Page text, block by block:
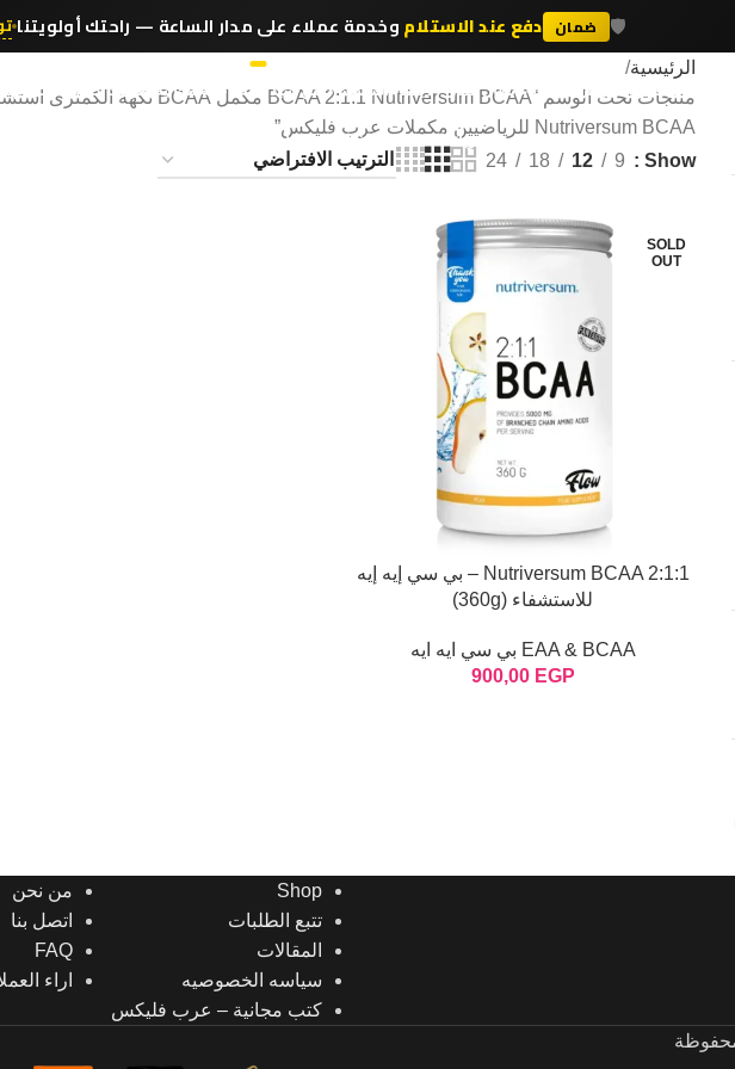
حاسبات اللياقة والتغذية آراء العملاء أبطال كمال الأجسام استشير كابتن سيداطلب عينة مجانية بطولات كمال الأجسام
المدرب الذكي — مدربك الشخصي بالذكاء الاصطناعي
الرئيسية
Nutriversum BCAA للرياضيين مكملات عرب فليكس”
Show
9
12
18
24
SOLD
OUT
Nutriversum BCAA 2:1:1 – بي سي إيه إيه
للاستشفاء (360g)
EAA & BCAA بي سي ايه ايه
900,00 EGP
Shop
تتبع الطلبات
المقالات
سياسه الخصوصيه
كتب مجانية – عرب فليكس
من نحن
اتصل بنا
FAQ
اراء
🛡️ ضمان دفع عند الاستلاموخدمة عملاء على مدار الساعة — راحتك أولويتنا